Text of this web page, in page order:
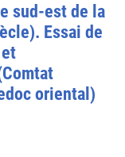
sud-est de la
Essai de
oriental)